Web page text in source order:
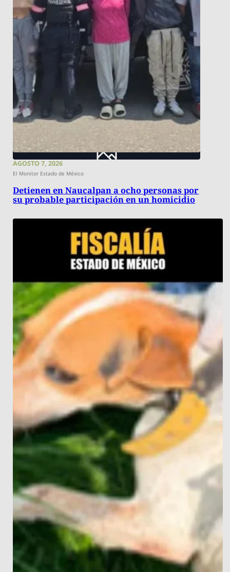
AGOSTO 7, 2026
El Monitor Estado de México
Detienen en Naucalpan a ocho personas por
su probable participación en un homicidio